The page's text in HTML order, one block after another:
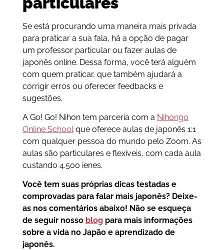
Se está procurando uma maneira mais privada
para praticar a sua fala, há a opção de pagar
um professor particular ou fazer aulas de
japonês online. Dessa forma, você terá alguém
com quem praticar, que também ajudará a
corrigir erros ou oferecer feedbacks e
sugestões.
A Go! Go! Nihon tem parceria com a Nihongo
Online Schoolque oferece aulas de japonês 1:1
com qualquer pessoa do mundo pelo Zoom. As
aulas são particulares e flexíveis, com cada aula
custando 4.500 ienes.
Você tem suas próprias dicas testadas e
comprovadas para falar mais japonês? Deixe-
as nos comentários abaixo! Não se esqueça
de seguir nosso blogpara mais informações
sobre a vida no Japão e aprendizado de
japonês.